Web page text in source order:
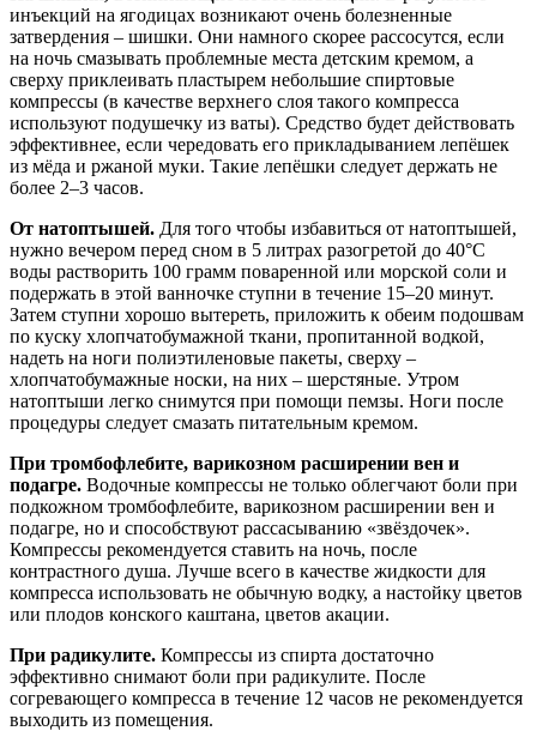
инъекций на ягодицах возникают очень болезненные
затвердения – шишки. Они намного скорее рассосутся, если
на ночь смазывать проблемные места детским кремом, а
сверху приклеивать пластырем небольшие спиртовые
компрессы (в качестве верхнего слоя такого компресса
используют подушечку из ваты). Средство будет действовать
эффективнее, если чередовать его прикладыванием лепёшек
из мёда и ржаной муки. Такие лепёшки следует держать не
более 2–3 часов.
От натоптышей. Для того чтобы избавиться от натоптышей,
нужно вечером перед сном в 5 литрах разогретой до 40°C
воды растворить 100 грамм поваренной или морской соли и
подержать в этой ванночке ступни в течение 15–20 минут.
Затем ступни хорошо вытереть, приложить к обеим подошвам
по куску хлопчатобумажной ткани, пропитанной водкой,
надеть на ноги полиэтиленовые пакеты, сверху –
хлопчатобумажные носки, на них – шерстяные. Утром
натоптыши легко снимутся при помощи пемзы. Ноги после
процедуры следует смазать питательным кремом.
При тромбофлебите, варикозном расширении вен и
подагре. Водочные компрессы не только облегчают боли при
подкожном тромбофлебите, варикозном расширении вен и
подагре, но и способствуют рассасыванию «звёздочек».
Компрессы рекомендуется ставить на ночь, после
контрастного душа. Лучше всего в качестве жидкости для
компресса использовать не обычную водку, а настойку цветов
или плодов конского каштана, цветов акации.
При радикулите. Компрессы из спирта достаточно
эффективно снимают боли при радикулите. После
согревающего компресса в течение 12 часов не рекомендуется
выходить из помещения.